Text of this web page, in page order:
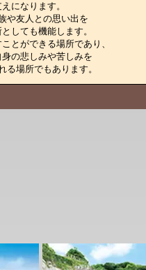
になります。
や友人との思い出を
しても機能します。
とができる場所であり、
の悲しみや苦しみを
る場所でもあります。